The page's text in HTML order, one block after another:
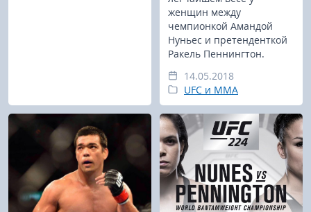
женщин между
чемпионкой Амандой
Нуньес и претенденткой
Ракель Пеннингтон.
14.05.2018
UFC и MMA